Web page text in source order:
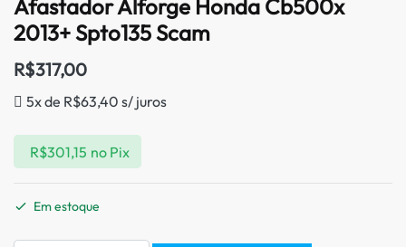
Afastador Alforge Honda Cb500x
2013+ Spto135 Scam
R$317,00
5x de R$63,40 s/ juros
R$301,15 no Pix
Em estoque